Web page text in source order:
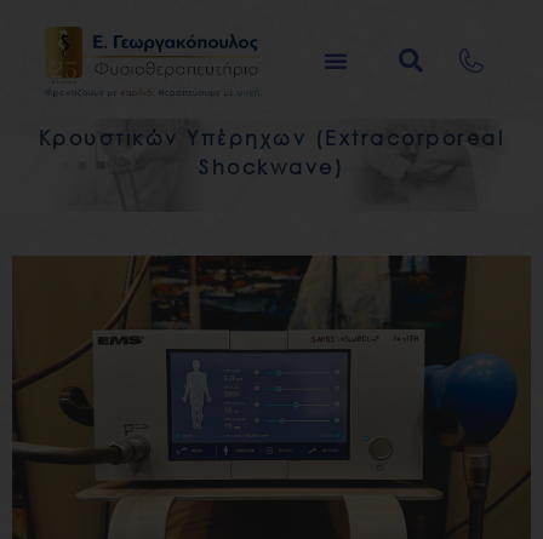
περιεχόμενο
Κρουστικών Υπέρηχων (Extracorporeal
Shockwave)